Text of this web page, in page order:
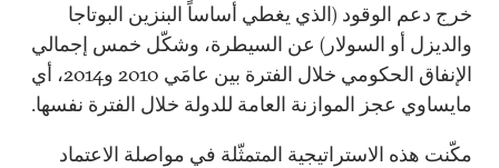
خرج دعم الوقود (الذي يغطي أساساً البنزين البوتاجا
والديزل أو السولار) عن السيطرة، وشكّل خمس إجمالي
الإنفاق الحكومي خلال الفترة بين عامَي 2010 و2014، أي
مايساوي عجز الموازنة العامة للدولة خلال الفترة نفسها.
مكّنت هذه الاستراتيجية المتمثّلة في مواصلة الاعتماد